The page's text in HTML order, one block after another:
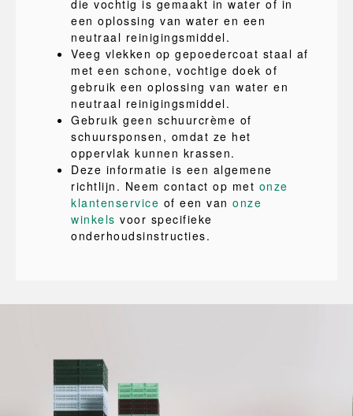
die vochtig is gemaakt in water of in
een oplossing van water en een
neutraal reinigingsmiddel.
Veeg vlekken op gepoedercoat staal af
met een schone, vochtige doek of
gebruik een oplossing van water en
neutraal reinigingsmiddel.
Gebruik geen schuurcrème of
schuursponsen, omdat ze het
oppervlak kunnen krassen.
Deze informatie is een algemene
richtlijn. Neem contact op met onze
klantenservice of een van onze
winkels voor specifieke
onderhoudsinstructies.